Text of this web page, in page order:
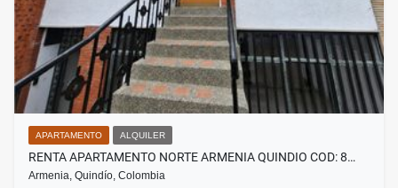
APARTAMENTO ALQUILER
RENTA APARTAMENTO NORTE ARMENIA QUINDIO COD: 8…
Armenia, Quindío, Colombia